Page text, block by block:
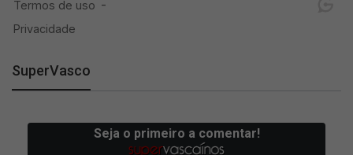
SuperVasco